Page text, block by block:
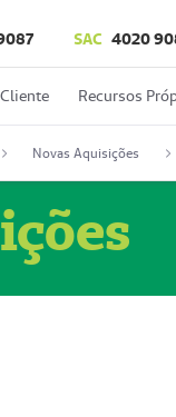
SAC 4020
Cliente Recursos
Novas Aquisições